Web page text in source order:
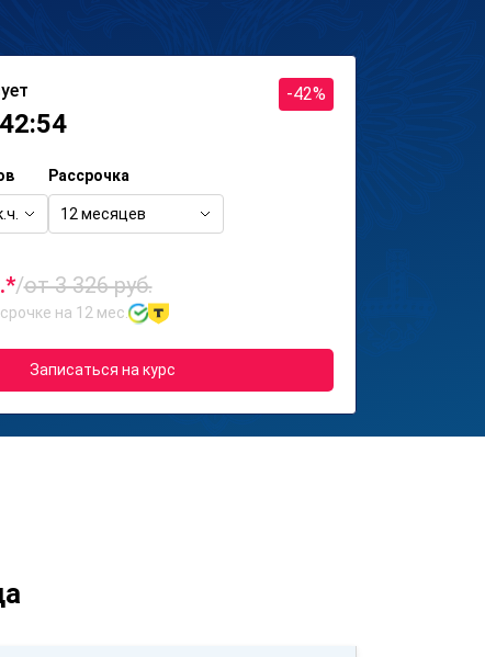
-42%
Рассрочка
12 месяцев
/от 3 326 руб.
на 12 мес.
Записаться на курс